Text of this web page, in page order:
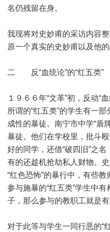
名仍残留在身。
我现将对史妙甫的采访内容
原一个真实的史妙甫以及他的
二 反“血统论”的“红五类”
１９６６年“文革”初，反动“
所谓的“红五类”的学生有一
成性的暴徒。南宁市中学“盾
暴徒。他们在学校里，批斗
好的同学，还借“破四旧”之
有的还趁机抢劫私人财物。
“红色恐怖”的暴行中，有些
参与施暴的“红五类”学生中
子，那么参与的教职工就是有
对于此等与学生一同行恶的“